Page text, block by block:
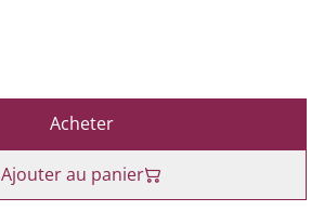
Acheter
Ajouter au panier